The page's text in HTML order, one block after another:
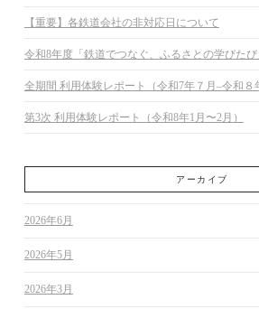
【重要】各鉄道会社の非対応日について
令和8年度「鉄道でつなぐ、ふるさとの学びた
全期間 利用体験レポート（令和7年７月–令和８
第3次 利用体験レポート（令和8年1月〜2月）
アーカイブ
2026年6月
2026年5月
2026年3月